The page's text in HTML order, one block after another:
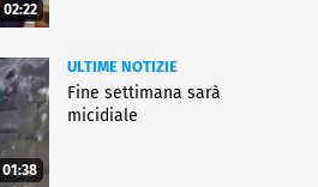
02:22
01:38
ULTIME NOTIZIE
Fine settimana sarà
micidiale